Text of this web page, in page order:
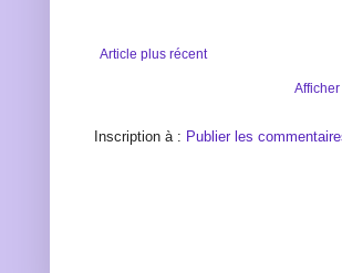
Article plus récent
Inscription à : Publier les